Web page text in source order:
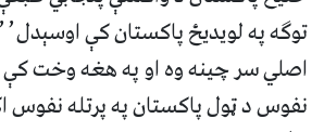
اصلي سر چینه وه او په هغه وخت
نفوس د ټول پاکستان په پرتله نفوس